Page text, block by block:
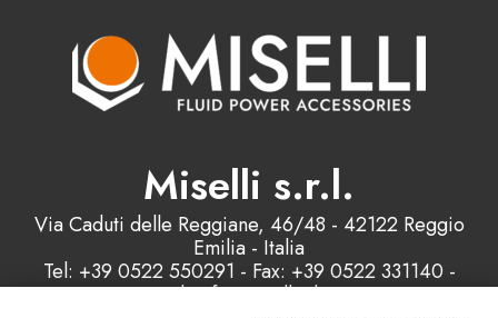
Miselli s.r.l.
Via Caduti delle Reggiane, 46/48 - 42122 Reggio
Emilia - Italia
Tel: +39 0522 550291 - Fax: +39 0522 331140 -
Email: info@misellisrl.com